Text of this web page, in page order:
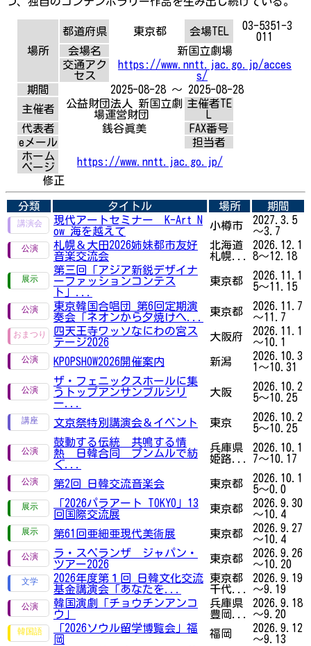
場所
都道府県 東京都 会場TEL
03-5351-3
011
会場名
新国立劇場
交通アク
セス
https://www.nntt.jac.go.jp/acces
s/
期間
2025-08-28 ～ 2025-08-28
主催者
公益財団法人 新国立劇
場運営財団
主催者TE
代表者
銭谷眞美
FAX番号
eメール
担当者
ホーム
ページ
https://www.nntt.jac.go.jp/
修正
分類 タイトル 場所
期間
現代アートセミナー K-Art N
ow 海を越えて
小樽市
2027.3.5
～3.7
札幌＆大田2026姉妹都市友好
音楽交流会
北海道
札幌...
2026.12.1
8～12.18
第三回「アジア新鋭デザイナ
ーファッションコンテス
ト」...
東京都
2026.11.1
5～11.15
東京韓国合唱団 第6回定期演
奏会「ネオンから夕焼けへ...
東京都
2026.11.7
～11.7
四天王寺ワッソなにわの宮ス
テージ2026
大阪府
2026.11.1
～10.1
KPOPSHOW2026開催案内
新潟
2026.10.3
1～10.31
ザ・フェニックスホールに集
うトップアンサンブルシリ
ー...
大阪
2026.10.2
5～10.25
文京祭特別講演会＆イベント 東京
2026.10.2
5～10.25
鼓動する伝統 共鳴する情
熱 日韓合同 プンムルで紡
ぐ...
兵庫県
姫路...
2026.10.1
7～10.17
第2回 日韓交流音楽会 東京都
2026.10.1
5～0.0
「2026パラアート TOKYO」13
回国際交流展
東京都
2026.9.30
～10.4
第61回亜細亜現代美術展
東京都
2026.9.27
～10.4
ラ・スペランザ ジャパン・
ツアー2026
東京都
2026.9.26
～10.20
2026年度第１回 日韓文化交流
基金講演会「あなたを...
東京都
千代...
2026.9.19
～9.19
韓国演劇「チョウチンアンコ
ウ」
兵庫県
豊岡...
2026.9.18
～9.20
「2026ソウル留学博覧会」福
岡
福岡
2026.9.12
～9.13